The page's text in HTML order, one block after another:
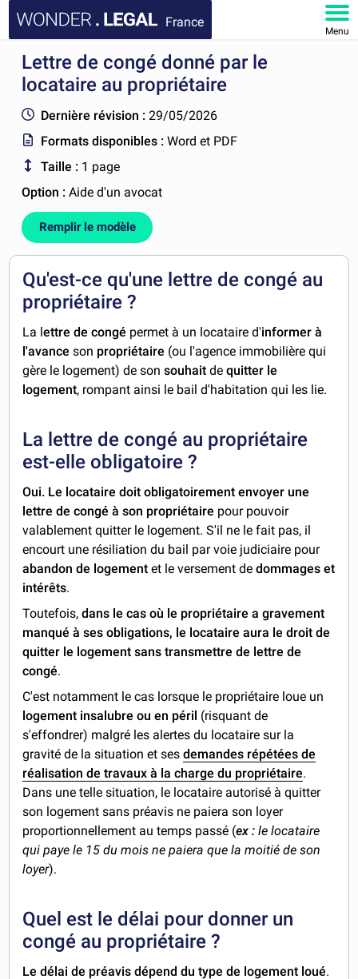
France
Menu
ACCUEIL
FAQ
MON COMPTE
Lettre de congé donné par le
locataire au propriétaire
Dernière révision : 29/05/2026
Formats disponibles :Word et PDF
Taille : 1 page
Option :Aide d'un avocat
Remplir le modèle
Qu'est-ce qu'une lettre de congé au
propriétaire ?
La lettre de congé permet à un locataire d'informer à
l'avanceson propriétaire (ou l'agence immobilière qui
gère le logement) de son souhait de quitter le
logement, rompant ainsi le bail d'habitation qui les lie.
La lettre de congé au propriétaire
est-elle obligatoire ?
Oui. Le locataire doit obligatoirement envoyer une
lettre de congé à son propriétaire pour pouvoir
valablement quitter le logement. S'il ne le fait pas, il
encourt une résiliation du bail par voie judiciaire pour
abandon de logementet le versement dedommages et
intérêts.
Toutefois,dans le cas où le propriétaire a gravement
manqué à ses obligations, le locataire aura le droit de
quitter le logement sans transmettre de lettre de
congé.
C'est notamment le cas lorsque le propriétaire loue un
logement insalubre ou en péril (risquant de
s'effondrer) malgré les alertes du locataire sur la
gravité de la situation et sesdemandes répétées de
réalisation de travaux à la charge du propriétaire.
Dans une telle situation, le locataire autorisé à quitter
son logement sans préavis ne paiera son loyer
proportionnellement au temps passé (ex : le locataire
qui paye le 15 du mois ne paiera que la moitié de son
loyer).
Quel est le délai pour donner un
congé au propriétaire ?
Le délai de préavis dépend du type de logement loué.